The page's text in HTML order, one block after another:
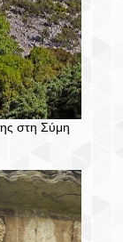
στη Σύμη